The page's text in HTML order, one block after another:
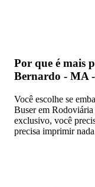
Por que é mais
Bernardo - MA
Você escolhe se
Buser em
exclusivo, você
precisa imprimir